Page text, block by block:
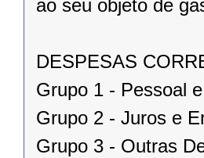
ao seu objeto de
DESPESAS
Grupo 1 - Pessoal
Grupo 2 - Juros e
Grupo 3 - Outras